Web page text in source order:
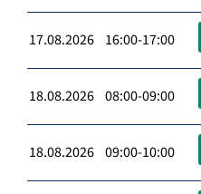
17.08.2026 16:00-17:00
18.08.2026 08:00-09:00
18.08.2026 09:00-10:00